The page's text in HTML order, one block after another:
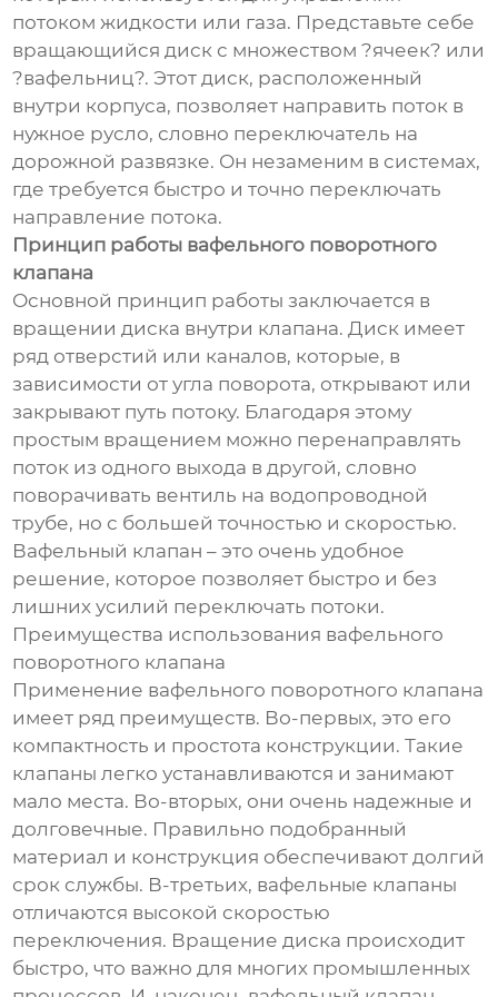
потоком жидкости или газа. Представьте себе
вращающийся диск с множеством ?ячеек? или
?вафельниц?. Этот диск, расположенный
внутри корпуса, позволяет направить поток в
нужное русло, словно переключатель на
дорожной развязке. Он незаменим в системах,
где требуется быстро и точно переключать
направление потока.
Принцип работы вафельного поворотного
клапана
Основной принцип работы заключается в
вращении диска внутри клапана. Диск имеет
ряд отверстий или каналов, которые, в
зависимости от угла поворота, открывают или
закрывают путь потоку. Благодаря этому
простым вращением можно перенаправлять
поток из одного выхода в другой, словно
поворачивать вентиль на водопроводной
трубе, но с большей точностью и скоростью.
Вафельный клапан – это очень удобное
решение, которое позволяет быстро и без
лишних усилий переключать потоки.
Преимущества использования вафельного
поворотного клапана
Применение вафельного поворотного клапана
имеет ряд преимуществ. Во-первых, это его
компактность и простота конструкции. Такие
клапаны легко устанавливаются и занимают
мало места. Во-вторых, они очень надежные и
долговечные. Правильно подобранный
материал и конструкция обеспечивают долгий
срок службы. В-третьих, вафельные клапаны
отличаются высокой скоростью
переключения. Вращение диска происходит
быстро, что важно для многих промышленных